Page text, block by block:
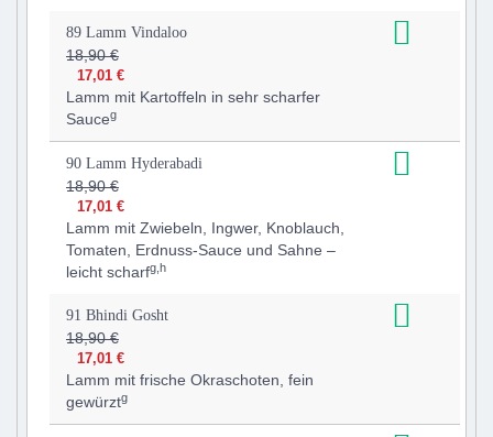
89 Lamm Vindaloo
18,90 €
17,01 €
Lamm mit Kartoffeln in sehr scharfer
Sauceg
90 Lamm Hyderabadi
18,90 €
17,01 €
Lamm mit Zwiebeln, Ingwer, Knoblauch,
Tomaten, Erdnuss-Sauce und Sahne –
leicht scharfg,h
91 Bhindi Gosht
18,90 €
17,01 €
Lamm mit frische Okraschoten, fein
gewürztg